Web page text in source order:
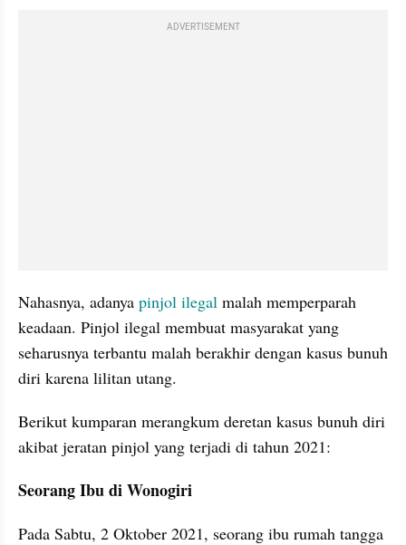
ADVERTISEMENT
Nahasnya, adanya pinjol ilegal malah memperparah
keadaan. Pinjol ilegal membuat masyarakat yang
seharusnya terbantu malah berakhir dengan kasus bunuh
diri karena lilitan utang.
Berikut kumparan merangkum deretan kasus bunuh diri
akibat jeratan pinjol yang terjadi di tahun 2021:
Seorang Ibu di Wonogiri
Pada Sabtu, 2 Oktober 2021, seorang ibu rumah tangga